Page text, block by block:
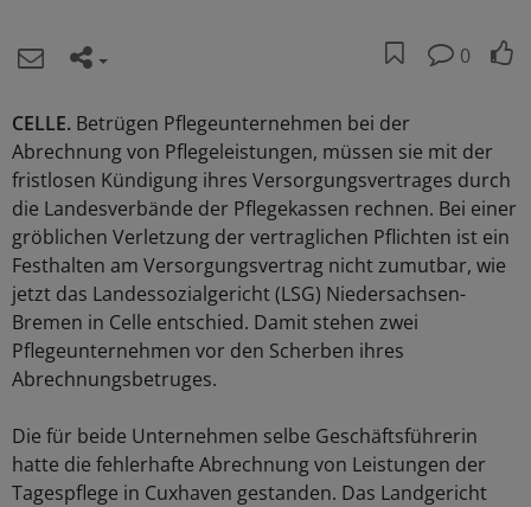
0
CELLE. Betrügen Pflegeunternehmen bei der
Abrechnung von Pflegeleistungen, müssen sie mit der
fristlosen Kündigung ihres Versorgungsvertrages durch
die Landesverbände der Pflegekassen rechnen. Bei einer
gröblichen Verletzung der vertraglichen Pflichten ist ein
Festhalten am Versorgungsvertrag nicht zumutbar, wie
jetzt das Landessozialgericht (LSG) Niedersachsen-
Bremen in Celle entschied. Damit stehen zwei
Pflegeunternehmen vor den Scherben ihres
Abrechnungsbetruges.
Die für beide Unternehmen selbe Geschäftsführerin
hatte die fehlerhafte Abrechnung von Leistungen der
Tagespflege in Cuxhaven gestanden. Das Landgericht